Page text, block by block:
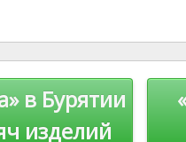
e u st
в Бурятии
изделий